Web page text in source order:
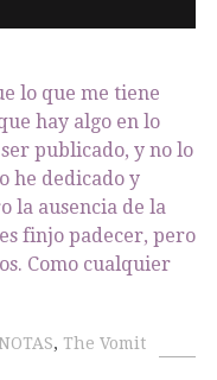
lo que me tiene
hay algo en lo
publicado, y no lo
he dedicado y
la ausencia de la
finjo padecer, pero
Como cualquier
, The Vomit